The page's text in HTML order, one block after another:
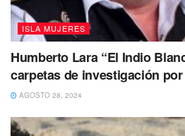
Tags: destino turistico exito
ISLA MUJERES
Humberto Lara “El Indio
carpetas de investigación
AGOSTO 28, 2024